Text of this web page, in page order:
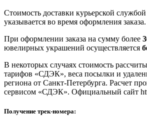
Стоимость доставки курьерской
указывается во время оформления заказа.
При оформлении заказа на сумму более
ювелирных украшений осуществляется
В некоторых случаях стоимость
тарифов «СДЭК», веса посылки и
региона от Санкт-Петербурга. Расчет
сервисом «СДЭК». Официальный сайт
Получение трек-номера: